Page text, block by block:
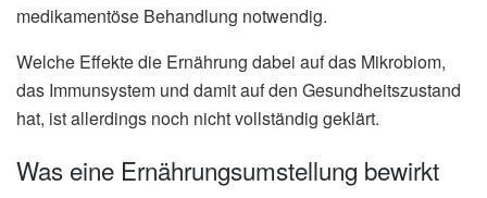
medikamentöse Behandlung notwendig.
Welche Effekte die Ernährung dabei auf das Mikrobiom,
das Immunsystem und damit auf den Gesundheitszustand
hat, ist allerdings noch nicht vollständig geklärt.
Was eine Ernährungsumstellung bewirkt